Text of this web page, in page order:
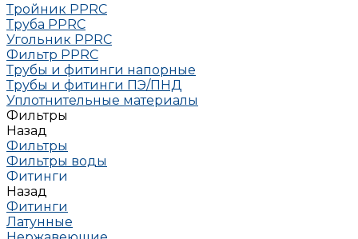
Тройник РРRC
Труба РРRC
Угольник РРRC
Фильтр PPRC
Трубы и фитинги напорные
Трубы и фитинги ПЭ/ПНД
Уплотнительные материалы
Фильтры
Назад
Фильтры
Фильтры воды
Фитинги
Назад
Фитинги
Латунные